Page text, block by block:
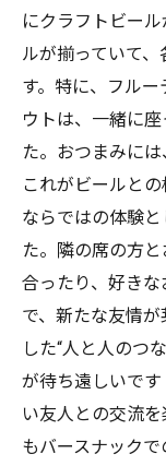
にクラフトビー
ルが揃っていて
す。特に、フル
ウトは、一緒に
た。おつまみには
これがビールと
ならではの体験
た。隣の席の方
合ったり、好き
で、新たな友情
した“人と人のつ
が待ち遠しいで
い友人との交流
もバースナックで